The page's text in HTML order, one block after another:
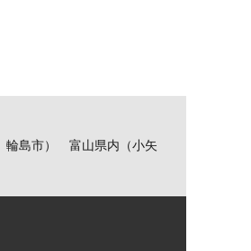
輪島市） 富山県内（小矢